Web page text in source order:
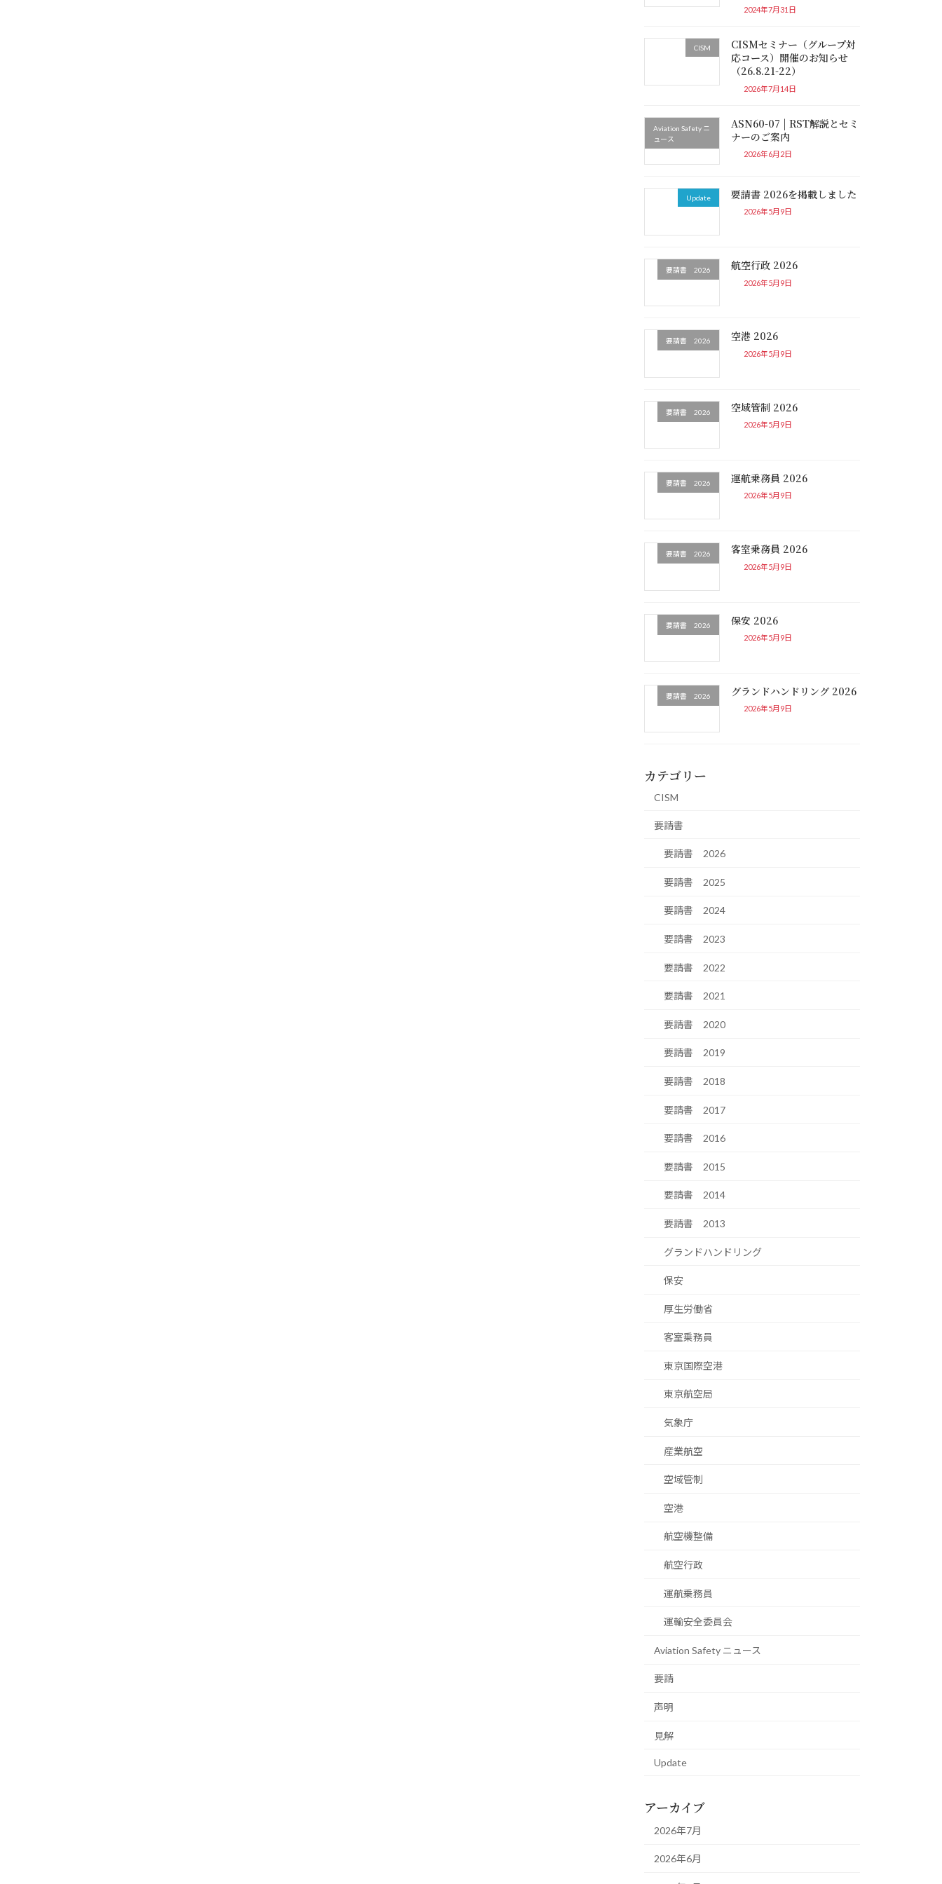
2024年7月31日
CISM
CISMセミナー（グループ対
応コース）開催のお知らせ
（26.8.21-22）
2026年7月14日
Aviation Safety ニ
ュース
ASN60-07 | RST解説とセミ
ナーのご案内
2026年6月2日
Update 要請書 2026を掲載しました
2026年5月9日
要請書 2026 航空行政 2026
2026年5月9日
要請書 2026 空港 2026
2026年5月9日
要請書 2026 空域管制 2026
2026年5月9日
要請書 2026 運航乗務員 2026
2026年5月9日
要請書 2026 客室乗務員 2026
2026年5月9日
要請書 2026 保安 2026
2026年5月9日
要請書 2026 グランドハンドリング 2026
2026年5月9日
カテゴリー
CISM
要請書
要請書 2026
要請書 2025
要請書 2024
要請書 2023
要請書 2022
要請書 2021
要請書 2020
要請書 2019
要請書 2018
要請書 2017
要請書 2016
要請書 2015
要請書 2014
要請書 2013
グランドハンドリング
保安
厚生労働省
客室乗務員
東京国際空港
東京航空局
気象庁
産業航空
空域管制
空港
航空機整備
航空行政
運航乗務員
運輸安全委員会
Aviation Safety ニュース
要請
声明
見解
Update
アーカイブ
2026年7月
2026年6月